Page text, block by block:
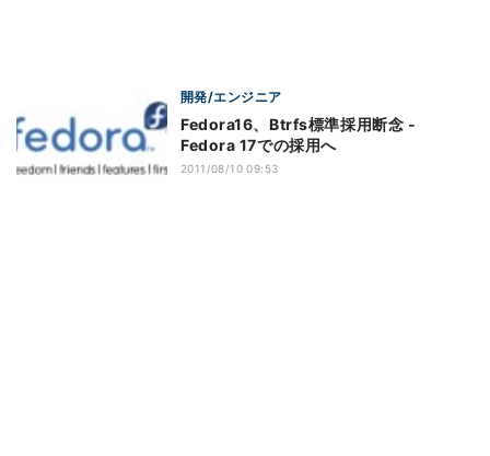
開発/エンジニア
Fedora16、Btrfs標準採用断念 -
Fedora 17での採用へ
2011/08/10 09:53